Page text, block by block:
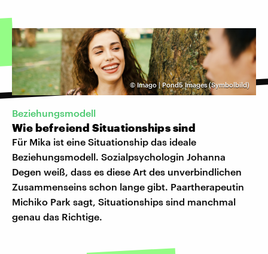
© Imago | Pond5 Images (Symbolbild)
Beziehungsmodell
Wie befreiend Situationships sind
Für Mika ist eine Situationship das ideale
Beziehungsmodell. Sozialpsychologin Johanna
Degen weiß, dass es diese Art des unverbindlichen
Zusammenseins schon lange gibt. Paartherapeutin
Michiko Park sagt, Situationships sind manchmal
genau das Richtige.